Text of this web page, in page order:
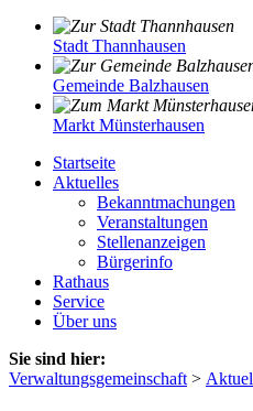
Stadt Thannhausen
Gemeinde Balzhausen
Markt Münsterhausen
Startseite
Aktuelles
Bekanntmachungen
Veranstaltungen
Stellenanzeigen
Bürgerinfo
Rathaus
Service
Über uns
Sie sind hier:
Verwaltungsgemeinschaft >